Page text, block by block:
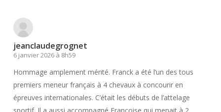
jeanclaudegrognet
6 janvier 2026 à 8h59
Hommage amplement mérité. Franck a été l’un des tous
premiers meneur français à 4 chevaux à concourir en
épreuves internationales. C’était les débuts de l’attelage